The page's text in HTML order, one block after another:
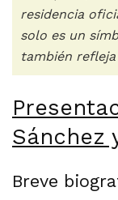
residencia
solo es un
también
Sánchez
Breve